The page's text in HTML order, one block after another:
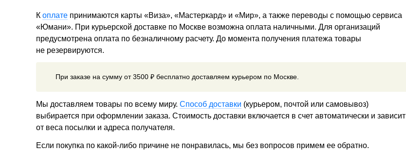
К оплате принимаются карты «Виза», «Мастеркард» и «Мир», а также переводы с помощью сервиса
«Юмани». При курьерской доставке по Москве возможна оплата наличными. Для организаций
предусмотрена оплата по безналичному расчету. До момента получения платежа товары
не резервируются.
При заказе на сумму от 3500 ₽ бесплатно доставляем курьером по Москве.
Мы доставляем товары по всему миру. Способ доставки (курьером, почтой или самовывоз)
выбирается при оформлении заказа. Стоимость доставки включается в счет автоматически и зависит
от веса посылки и адреса получателя.
Если покупка по какой-либо причине не понравилась, мы без вопросов примем ее обратно.